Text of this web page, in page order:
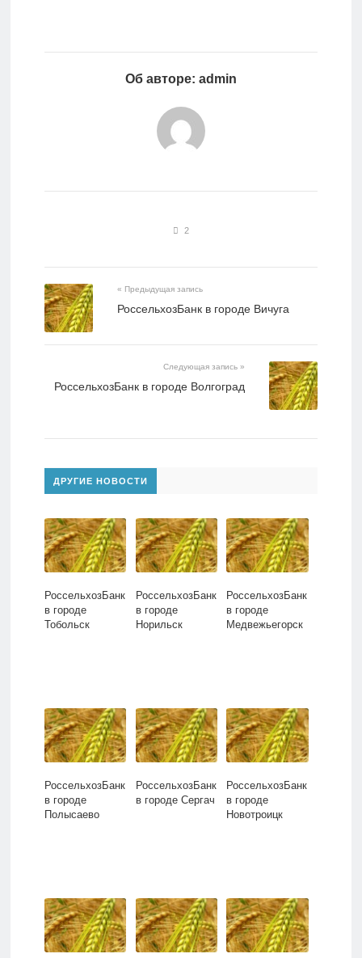
Об авторе: admin
2
« Предыдущая запись
РоссельхозБанк в городе Вичуга
Следующая запись »
РоссельхозБанк в городе Волгоград
ДРУГИЕ НОВОСТИ
РоссельхозБанк
в городе
Тобольск
РоссельхозБанк
в городе
Норильск
РоссельхозБанк
в городе
Медвежьегорск
РоссельхозБанк
в городе
Полысаево
РоссельхозБанк
в городе Сергач
РоссельхозБанк
в городе
Новотроицк